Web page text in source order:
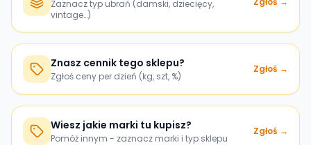
Zaznacz typ ubrań (damski, dziecięcy,
vintage…)
Znasz cennik tego sklepu?
Zgłoś ceny per dzień (kg, szt, %)
Zgłoś →
Wiesz jakie marki tu kupisz?
Pomóż innym - zaznacz marki i typ sklepu
Zgłoś →